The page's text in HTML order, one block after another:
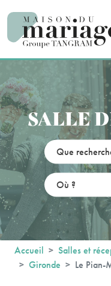
SALLE
Accueil Salles et
Gironde
Le Pian-